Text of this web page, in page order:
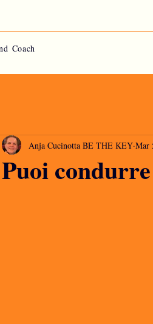
Coach
Puoi
Anja Cucinotta BE THE KEY Mar